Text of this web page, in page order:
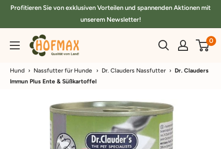
DirektProfitieren Sie von exklusiven Vorteilen und spannenden Aktionen mit
unserem Newsletter!
hofmax.de 0
Hund › Nassfutter für Hunde › Dr. Clauders Nassfutter › Dr. Clauders
Immun Plus Ente & Süßkartoffel